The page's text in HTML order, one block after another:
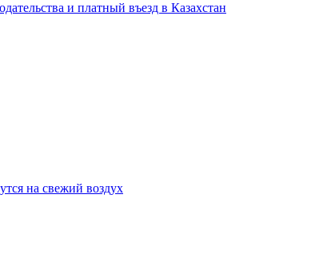
и платный въезд в Казахстан
на свежий воздух